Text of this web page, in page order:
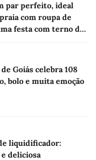
par perfeito, ideal
com roupa de
festa com terno de
Goiás celebra 108
bolo e muita emoção
liquidificador:
deliciosa